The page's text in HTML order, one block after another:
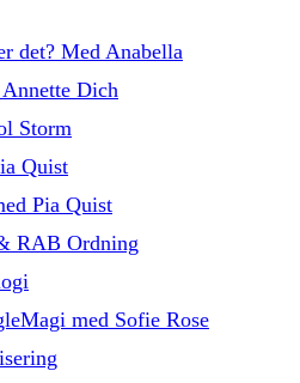
det? Med Anabella
Dich
Storm
Quist
Pia Quist
RAB Ordning
med Sofie Rose